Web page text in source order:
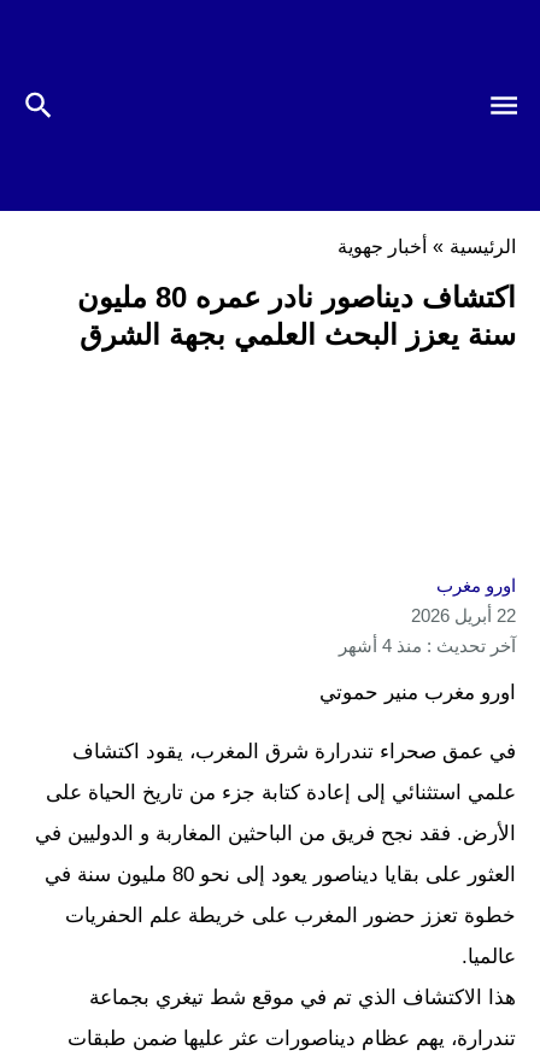
الرئيسية » أخبار جهوية
اكتشاف ديناصور نادر عمره 80 مليون
سنة يعزز البحث العلمي بجهة الشرق
اورو مغرب
22 أبريل 2026
آخر تحديث : منذ 4 أشهر
اورو مغرب منير حموتي
في عمق صحراء تندرارة شرق المغرب، يقود اكتشاف
علمي استثنائي إلى إعادة كتابة جزء من تاريخ الحياة على
الأرض. فقد نجح فريق من الباحثين المغاربة و الدوليين في
العثور على بقايا ديناصور يعود إلى نحو 80 مليون سنة في
خطوة تعزز حضور المغرب على خريطة علم الحفريات
عالميا.
هذا الاكتشاف الذي تم في موقع شط تيغري بجماعة
تندرارة، يهم عظام ديناصورات عثر عليها ضمن طبقات